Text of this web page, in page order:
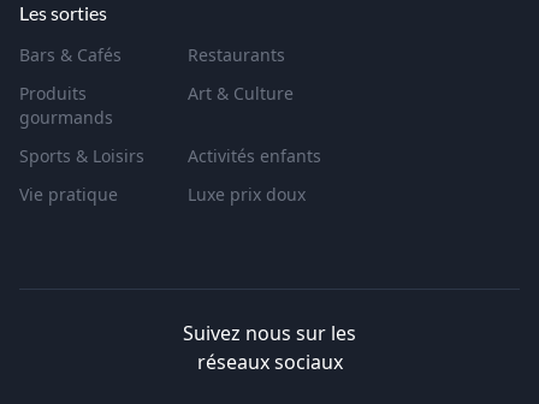
Les sorties
Bars & Cafés
Restaurants
Produits
gourmands
Art & Culture
Sports & Loisirs
Activités enfants
Vie pratique
Luxe prix doux
Suivez nous sur les
réseaux sociaux